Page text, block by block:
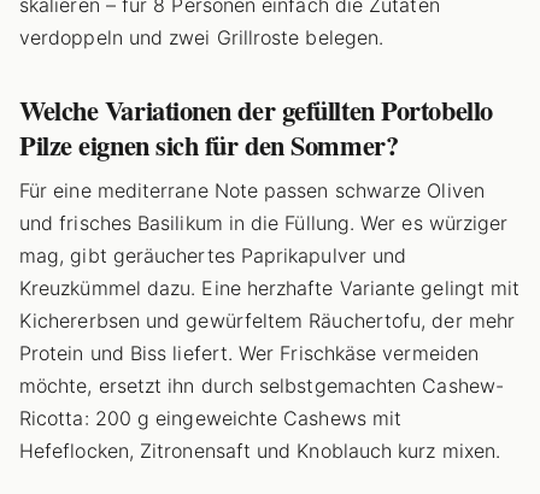
skalieren – für 8 Personen einfach die Zutaten
verdoppeln und zwei Grillroste belegen.
Welche Variationen der gefüllten Portobello
Pilze eignen sich für den Sommer?
Für eine mediterrane Note passen schwarze Oliven
und frisches Basilikum in die Füllung. Wer es würziger
mag, gibt geräuchertes Paprikapulver und
Kreuzkümmel dazu. Eine herzhafte Variante gelingt mit
Kichererbsen und gewürfeltem Räuchertofu, der mehr
Protein und Biss liefert. Wer Frischkäse vermeiden
möchte, ersetzt ihn durch selbstgemachten Cashew-
Ricotta: 200 g eingeweichte Cashews mit
Hefeflocken, Zitronensaft und Knoblauch kurz mixen.